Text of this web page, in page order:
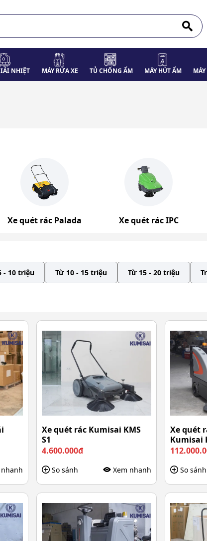
NHIỆT MÁY RỬA XE TỦ CHỐNG ẨM MÁY HÚT ẨM
Xe quét rác Palada Xe quét rác IPC
- 10 triệu Từ 10 - 15 triệu Từ 15 - 20 triệu
nhanh
Xe quét rác Kumisai KMS
S1
4.600.000đ
So sánh Xem nhanh
Xe quét
Kumisai
So sánh